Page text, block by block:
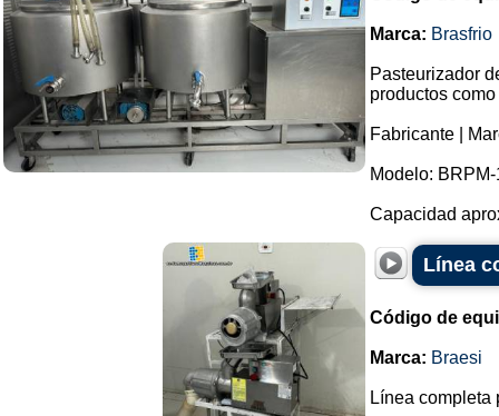
Marca: Brasfrio
Pasteurizador
productos
Fabricante |
Modelo:
Capacidad
Línea
Código de
Marca: Braesi
Línea completa